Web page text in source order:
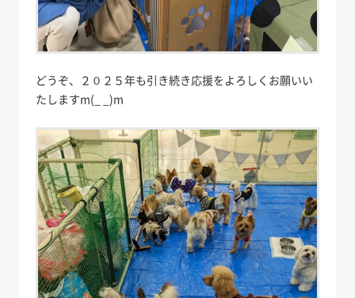
どうぞ、２０２５年も引き続き応援をよろしくお願いい
たしますm(_ _)m